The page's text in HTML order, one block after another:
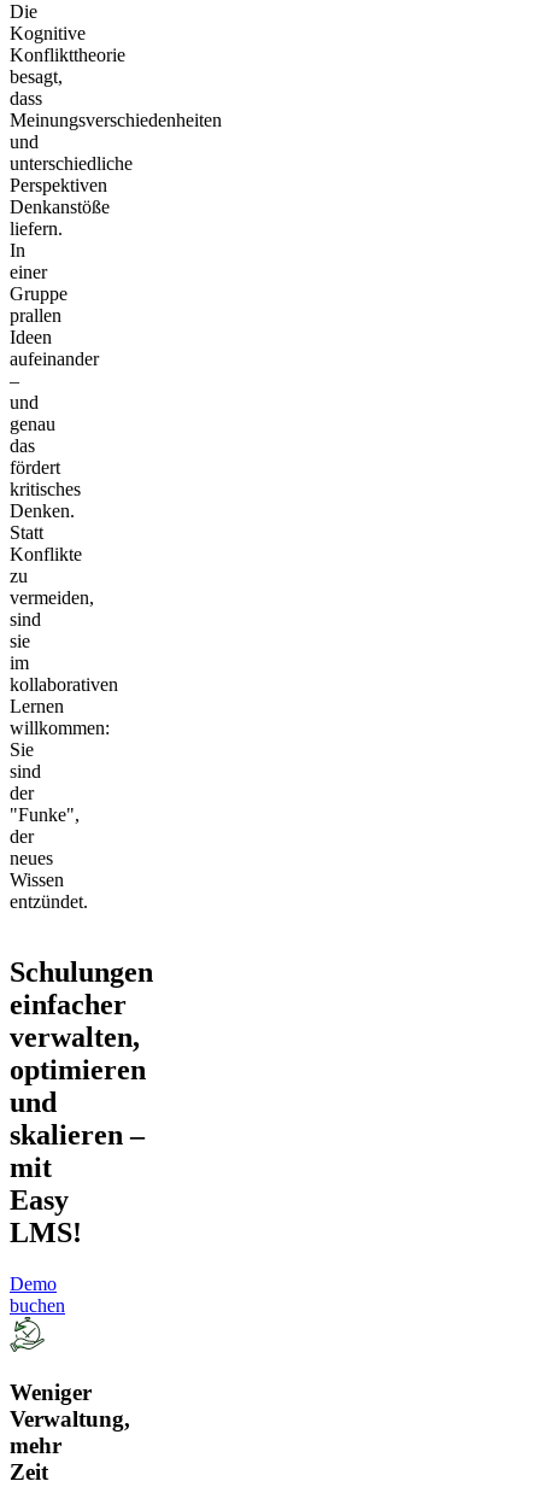
Die
Kognitive
Konflikttheorie
besagt,
dass
Meinungsverschiedenheiten
und
unterschiedliche
Perspektiven
Denkanstöße
liefern.
In
einer
Gruppe
prallen
Ideen
aufeinander
–
und
genau
das
fördert
kritisches
Denken.
Statt
Konflikte
zu
vermeiden,
sind
sie
im
kollaborativen
Lernen
willkommen:
Sie
sind
der
"Funke",
der
neues
Wissen
entzündet.
Schulungen
einfacher
verwalten,
optimieren
und
skalieren –
mit
Easy
LMS!
Demo
buchen
Weniger
Verwaltung,
mehr
Zeit